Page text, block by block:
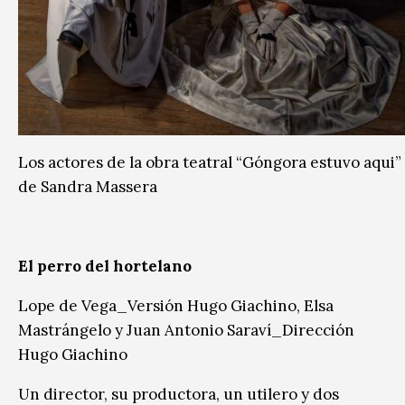
Los actores de la obra teatral “Góngora estuvo aqui”
de Sandra Massera
El perro del hortelano
Lope de Vega_Versión Hugo Giachino, Elsa
Mastrángelo y Juan Antonio Saraví_Dirección
Hugo Giachino
Un director, su productora, un utilero y dos